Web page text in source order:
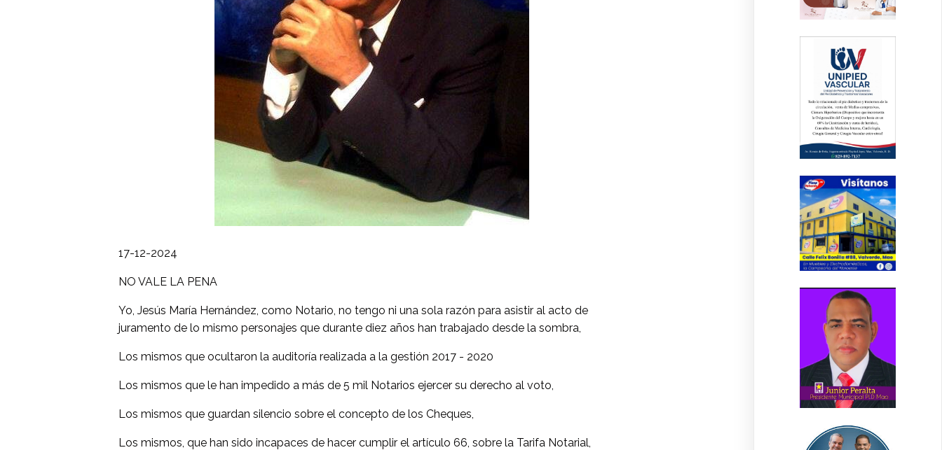
17-12-2024
NO VALE LA PENA
Yo, Jesús María Hernández, como Notario, no tengo ni una sola razón para asistir al acto de
juramento de lo mismo personajes que durante diez años han trabajado desde la sombra,
Los mismos que ocultaron la auditoría realizada a la gestión 2017 - 2020
Los mismos que le han impedido a más de 5 mil Notarios ejercer su derecho al voto,
Los mismos que guardan silencio sobre el concepto de los Cheques,
Los mismos, que han sido incapaces de hacer cumplir el artículo 66, sobre la Tarifa Notarial,